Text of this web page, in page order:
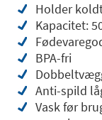
Holder
Kapacitet:
BPA-fri
Anti-spild
Vask før